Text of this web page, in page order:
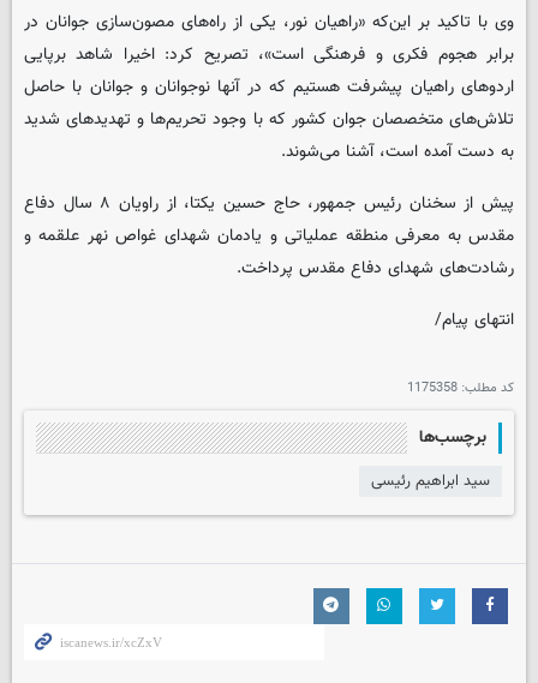
وی با تاکید بر این‌که «راهیان نور، یکی از راه‌های مصون‌سازی جوانان در
برابر هجوم فکری و فرهنگی است»، تصریح کرد: اخیرا شاهد برپایی
اردوهای راهیان پیشرفت هستیم که در آنها نوجوانان و جوانان با حاصل
تلاش‌های متخصصان جوان کشور که با وجود تحریم‌ها و تهدیدهای شدید
به دست آمده است، آشنا می‌شوند.
پیش از سخنان رئیس جمهور، حاج حسین یکتا، از راویان ۸ سال دفاع
مقدس به معرفی منطقه عملیاتی و یادمان شهدای غواص نهر علقمه و
رشادت‌های شهدای دفاع مقدس پرداخت.
انتهای پیام/
کد مطلب: 1175358
برچسب‌ها
سید ابراهیم رئیسی